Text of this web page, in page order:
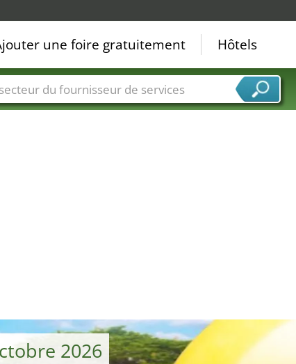
2026
une foire gratuitement Hôtels
Secteurs du fournisseur de services